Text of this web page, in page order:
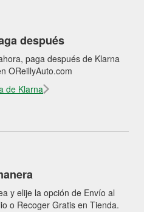
después
paga después de Klarna
OReillyAuto.com
de Klarna
y elije la opción de Envío al
o Recoger Gratis en Tienda.